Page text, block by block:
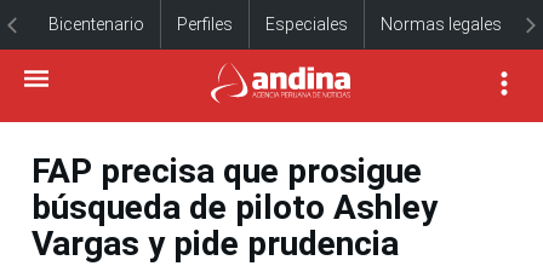
Bicentenario Perfiles Especiales Normas legales
FAP precisa que prosigue
búsqueda de piloto Ashley
Vargas y pide prudencia